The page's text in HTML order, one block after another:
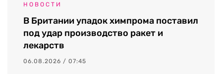
НОВОСТИ
В Британии упадок химпрома поставил
под удар производство ракет и
лекарств
06.08.2026 / 07:45